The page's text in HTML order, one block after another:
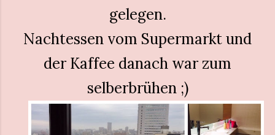
gelegen.
Nachtessen vom Supermarkt und
der Kaffee danach war zum
selberbrühen ;)